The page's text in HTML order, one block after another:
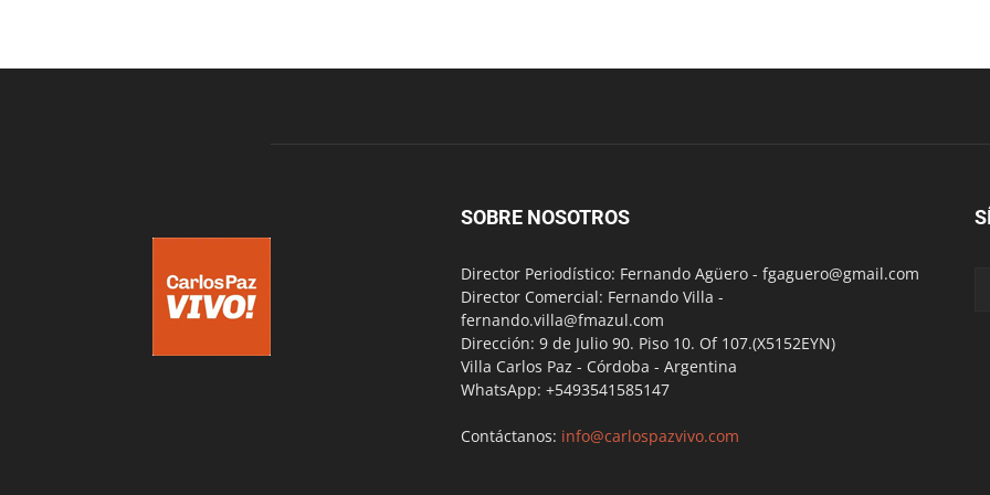
SOBRE NOSOTROS
Director Periodístico: Fernando Agüero - fgaguero@gmail.com
Director Comercial: Fernando Villa -
fernando.villa@fmazul.com
Dirección: 9 de Julio 90. Piso 10. Of 107.(X5152EYN)
Villa Carlos Paz - Córdoba - Argentina
WhatsApp: +5493541585147
Contáctanos: info@carlospazvivo.com